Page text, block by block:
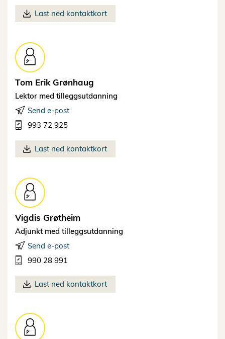
Last ned kontaktkort
Tom Erik Grønhaug
Lektor med tilleggsutdanning
Send e-post
993 72 925
Last ned kontaktkort
Vigdis Grøtheim
Adjunkt med tilleggsutdanning
Send e-post
990 28 991
Last ned kontaktkort